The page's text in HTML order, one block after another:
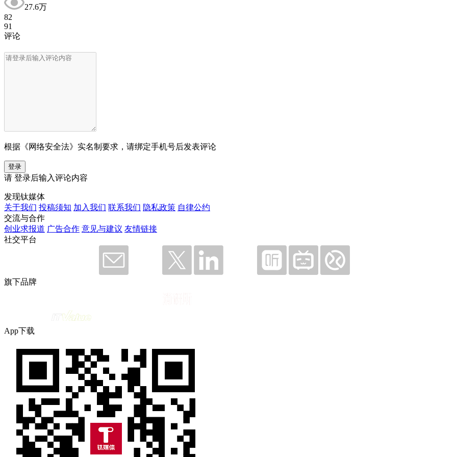
27.6万
82
91
评论
根据《网络安全法》实名制要求，请绑定手机号后发表评论
登录
请 登录后输入评论内容
发现钛媒体
关于我们 投稿须知 加入我们 联系我们 隐私政策 自律公约
交流与合作
创业求报道 广告合作 意见与建议 友情链接
社交平台
旗下品牌
App下载